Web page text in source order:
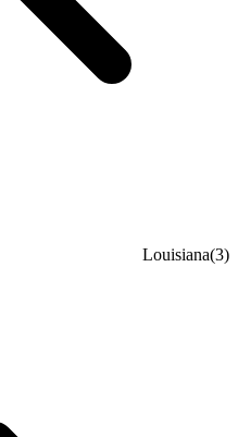
Louisiana(3)